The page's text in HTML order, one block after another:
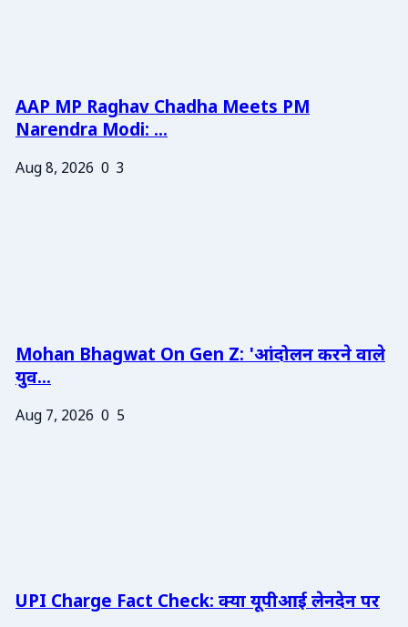
AAP MP Raghav Chadha Meets PM
Narendra Modi: ...
Aug 8, 2026 0 3
Mohan Bhagwat On Gen Z: 'आंदोलन करने वाले
युव...
Aug 7, 2026 0 5
UPI Charge Fact Check: क्या यूपीआई लेनदेन पर